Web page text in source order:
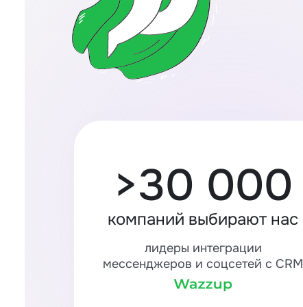
>30 000
компаний выбирают нас
лидеры интеграции
мессенджеров и соцсетей с CRM